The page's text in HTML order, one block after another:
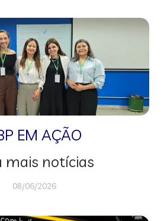
EM AÇÃO
mais notícias
08/06/2026